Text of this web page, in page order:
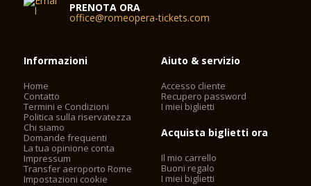
PRENOTA ORA
office@romeopera-tickets.com
Informazioni
Home
Contatto
Termini e Condizioni
Politica sulla riservatezza
Chi siamo
Domande frequenti
La tua opinione conta
Impressum
Transfer aeroporto Rome
Impostazioni cookie
Aiuto & servizio
Accesso cliente
Recupero password
I miei biglietti
Acquista biglietti ora
Il mio carrello
Buoni regalo
I miei biglietti